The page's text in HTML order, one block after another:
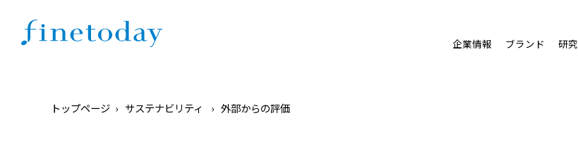
企業情報 ブランド 研
トップページ サステナビリティ 外部からの評価